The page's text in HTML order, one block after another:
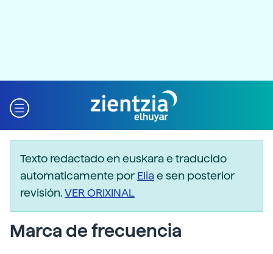
Texto redactado en euskara e traducido
automaticamente porEliae sen posterior
revisión.VER ORIXINAL
Marca de frecuencia